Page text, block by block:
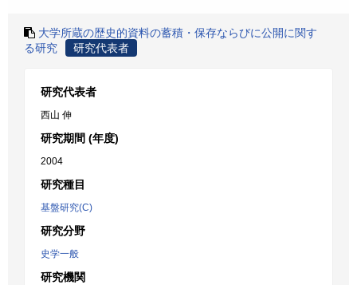
大学所蔵の歴史的資料の蓄積・保存ならびに公開に関す
る研究
研究代表者
研究代表者
西山 伸
研究期間 (年度)
2004
研究種目
基盤研究(C)
研究分野
史学一般
研究機関